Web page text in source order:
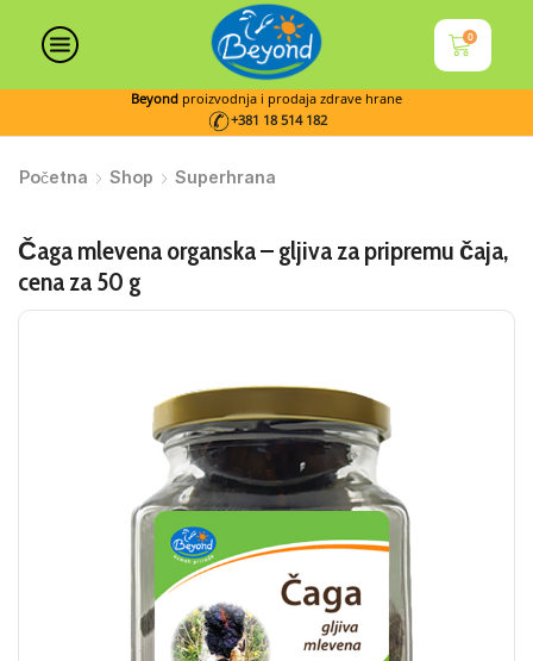
0
Beyond proizvodnja i prodaja zdrave hrane
+381 18 514 182
Početna Shop Superhrana
Čaga mlevena organska – gljiva za pripremu čaja,
cena za 50 g